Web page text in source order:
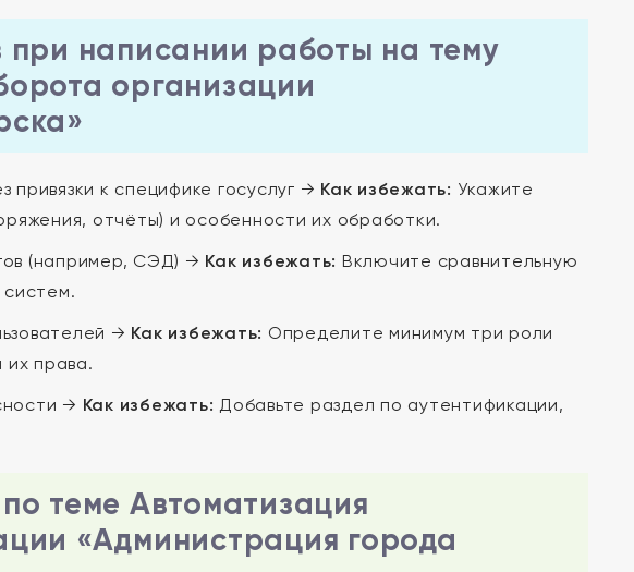
написании работы на тему
организации
к специфике госуслуг → Как избежать: Укажите
отчёты) и особенности их обработки.
(например, СЭД) → Как избежать: Включите сравнительную
→ Как избежать: Определите минимум три роли
их права.
→ Как избежать: Добавьте раздел по аутентификации,
теме Автоматизация
«Администрация города